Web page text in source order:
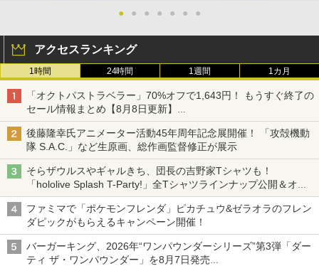
● ● ● ● ● ● ●
アクセスランキング
1時間 24時間 1週間 1カ月
「オクトパストラベラー」70%オフで1,643円！ もうすぐ終了の
セール情報まとめ【8月8日更新】
ニンテンドーeショップでは「大神 絶景版」が67%オフで990円
後藤隆幸氏アニメーター活動45年周年記念展開催！ 「攻殻機動
隊 S.A.C.」など生原画、総作画監督修正が展示
そらザウルスやギャルきち、団長の吉野家Tシャツも！
「hololive Splash T-Party!」全Tシャツラインナップ公開＆オン
ライン販売開始
ファミマで「ポケモンフレンダ」ピカチュウ&ゼラオラのフレン
ダピックがもらえるキャンペーン開催！
バーガーキング、2026年“ワンパウンダーシリーズ”第3弾「ダー
ティ ザ・ワンパウンダー」を8月7日発売